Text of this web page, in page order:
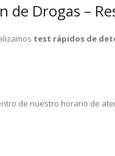
de Drogas –
test rápidos de
de nuestro horario de